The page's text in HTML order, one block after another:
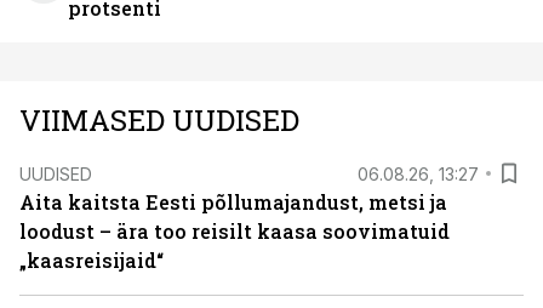
protsenti
VIIMASED UUDISED
UUDISED 06.08.26, 13:27
Aita kaitsta Eesti põllumajandust, metsi ja
loodust – ära too reisilt kaasa soovimatuid
„kaasreisijaid“